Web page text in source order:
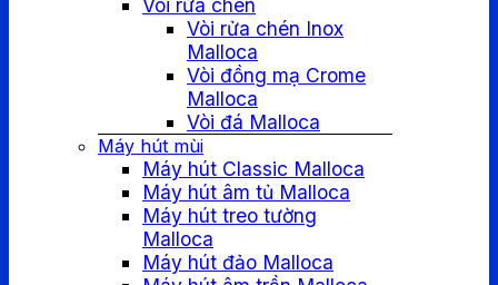
Vòi rửa chén
Vòi rửa chén Inox
Malloca
Vòi đồng mạ Crome
Malloca
Vòi đá Malloca
Máy hút mùi
Máy hút Classic Malloca
Máy hút âm tủ Malloca
Máy hút treo tường
Malloca
Máy hút đảo Malloca